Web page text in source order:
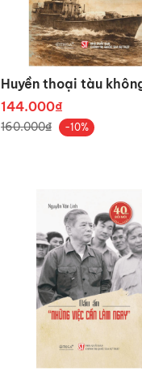
Huyền thoại tàu
144.000₫
160.000₫ -10%